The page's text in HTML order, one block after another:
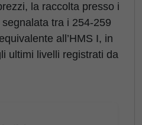
la raccolta presso i
segnalata tra i 254-259
equivalente all’HMS I, in
ultimi livelli registrati da